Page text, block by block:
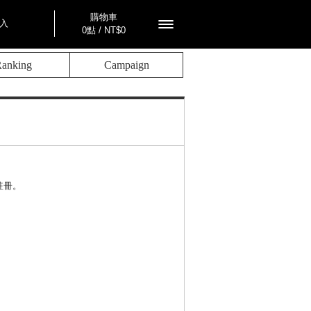
購物車
0點 / NT$0
Campaign
。